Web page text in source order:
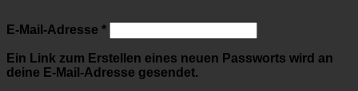
E-Mail-Adresse *Erforderlich
Ein Link zum Erstellen eines neuen Passworts wird an
deine E-Mail-Adresse gesendet.